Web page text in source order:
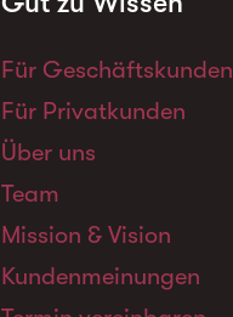
Für Geschäftskunden
Für Privatkunden
Über uns
Team
Mission & Vision
Kundenmeinungen